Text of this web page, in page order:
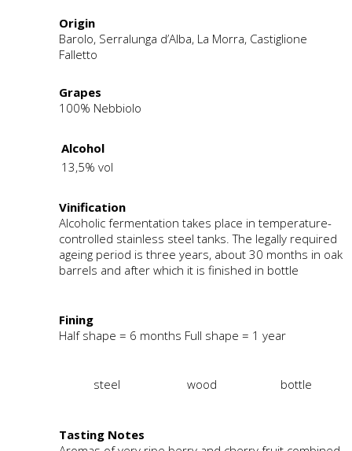
Origin
Barolo, Serralunga d’Alba, La Morra, Castiglione
Falletto
Grapes
100% Nebbiolo
Alcohol
13,5% vol
Vinification
Alcoholic fermentation takes place in temperature-
controlled stainless steel tanks. The legally required
ageing period is three years, about 30 months in oak
barrels and after which it is finished in bottle
Fining
Half shape = 6 months Full shape = 1 year
steel wood bottle
Tasting Notes